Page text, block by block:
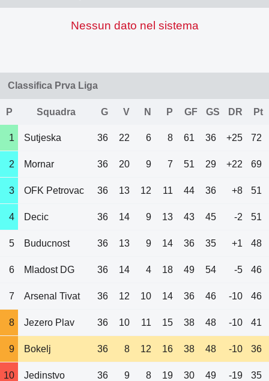
Nessun dato nel sistema
Classifica Prva Liga
P Squadra G V N P GF GS DR Pt
1 Sutjeska 36 22 6 8 61 36 +25 72
2 Mornar 36 20 9 7 51 29 +22 69
3 OFK Petrovac 36 13 12 11 44 36 +8 51
4 Decic 36 14 9 13 43 45 -2 51
5 Buducnost 36 13 9 14 36 35 +1 48
6 Mladost DG 36 14 4 18 49 54 -5 46
7 Arsenal Tivat 36 12 10 14 36 46 -10 46
8 Jezero Plav 36 10 11 15 38 48 -10 41
9 Bokelj 36 8 12 16 38 48 -10 36
10 Jedinstvo 36 9 8 19 30 49 -19 35